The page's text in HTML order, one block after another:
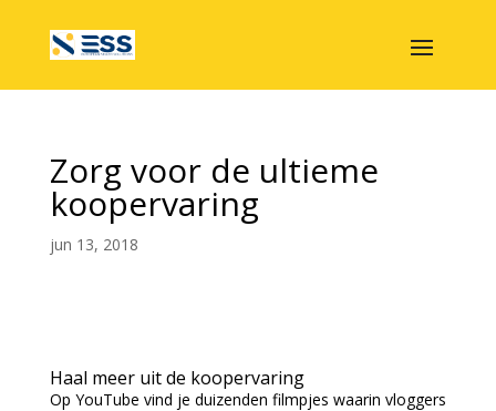
Zorg voor de ultieme
koopervaring
jun 13, 2018
Haal meer uit de koopervaring
Op YouTube vind je duizenden filmpjes waarin vloggers